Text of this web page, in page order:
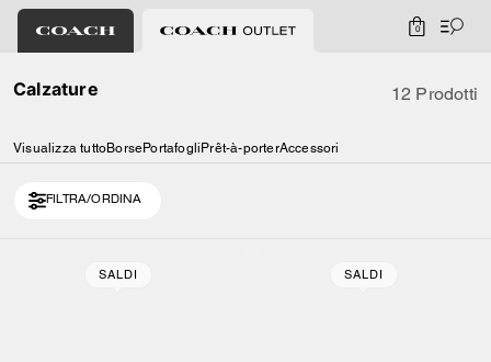
0
Calzature 12 Prodotti
Visualizza tuttoBorsePortafogli Prêt-à-porterAccessori
FILTRA/ORDINA
SALDI SALDI